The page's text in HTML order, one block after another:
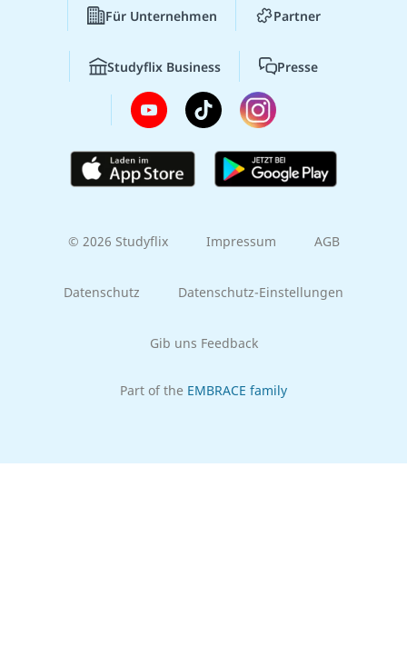
Für Unternehmen Partner
Studyflix Business Presse
© 2026 Studyflix Impressum AGB
Datenschutz Datenschutz-Einstellungen
Gib uns Feedback
Part of the EMBRACE family